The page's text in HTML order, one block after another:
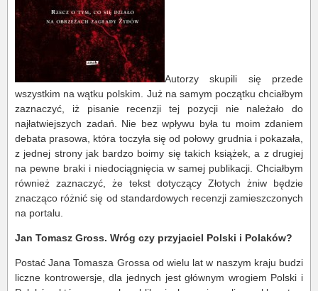
Autorzy skupili się przede
wszystkim na wątku polskim. Już na samym początku chciałbym
zaznaczyć, iż pisanie recenzji tej pozycji nie należało do
najłatwiejszych zadań. Nie bez wpływu była tu moim zdaniem
debata prasowa, która toczyła się od połowy grudnia i pokazała,
z jednej strony jak bardzo boimy się takich książek, a z drugiej
na pewne braki i niedociągnięcia w samej publikacji. Chciałbym
również zaznaczyć, że tekst dotyczący Złotych żniw będzie
znacząco różnić się od standardowych recenzji zamieszczonych
na portalu.
Jan Tomasz Gross. Wróg czy przyjaciel Polski i Polaków?
Postać Jana Tomasza Grossa od wielu lat w naszym kraju budzi
liczne kontrowersje, dla jednych jest głównym wrogiem Polski i